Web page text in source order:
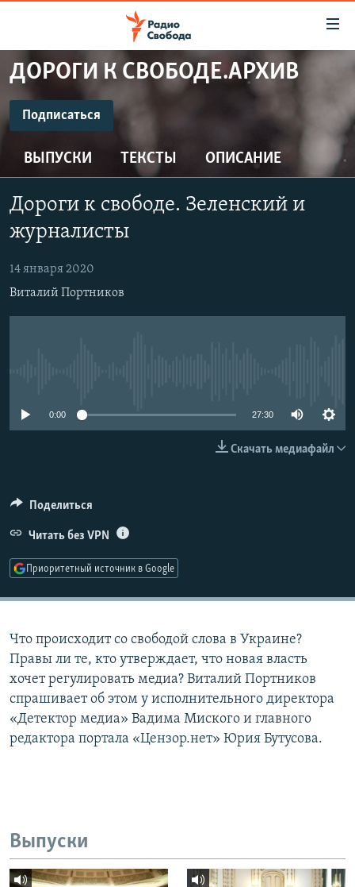
упрощенного
Вернуться
основному
содержанию
Вернутся
главной
Вернутся
поиску
ПРОГРАММЫ
ПОДКАСТЫ
АВТОРСКИЕ ПРОЕКТЫ
МНЕНИЯ
КУЛЬТУРА
КАВКАЗ.РЕАЛИИ
СЕВЕР.РЕАЛИИ
ДОРОГИ К СВОБОДЕ.АРХИВ
Подписаться
ПОДПИСАТЬСЯ
CastBox
Подписаться
ВЫПУСКИ ТЕКСТЫ ОПИСАНИЕ
Дороги к свободе. Зеленский и
журналисты
14 января 2020
Виталий Портников
0:00 27:30
Скачать медиафайл
Поделиться
Читать без VPN
Приоритетный источник в Google
Что происходит со свободой слова в Украине?
Правы ли те, кто утверждает, что новая власть
хочет регулировать медиа? Виталий Портников
спрашивает об этом у исполнительного директора
«Детектор медиа» Вадима Миского и главного
редактора портала «Цензор.нет» Юрия Бутусова.
Выпуски